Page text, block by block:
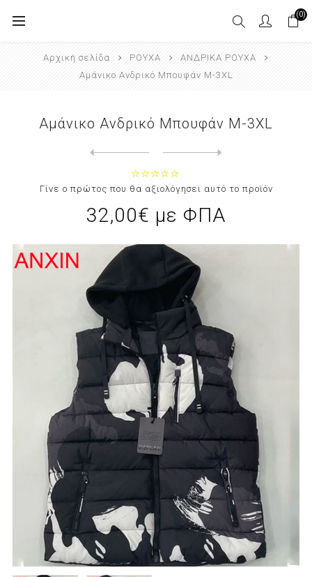
(0)
Αρχική σελίδα ΡΟΥΧΑ
ΑΝΔΡΙΚΑ ΡΟΥΧΑ
Αμάνικο Ανδρικό Μπουφάν M-3XL
Αμάνικο Ανδρικό Μπουφάν M-3XL
Γίνε ο πρώτος που θα αξιολόγησει αυτό το προϊόν
32,00€ με ΦΠΑ